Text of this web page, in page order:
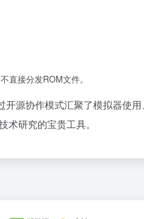
直接分发ROM文件。
源协作模式汇聚了模拟器使
研究的宝贵工具。